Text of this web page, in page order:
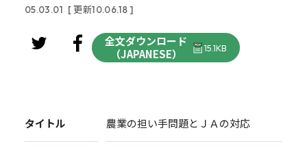
05.03.01 [ 更新10.06.18 ]
全文ダウンロード
（JAPANESE）
15.1KB
タイトル 農業の担い手問題とＪＡの対応